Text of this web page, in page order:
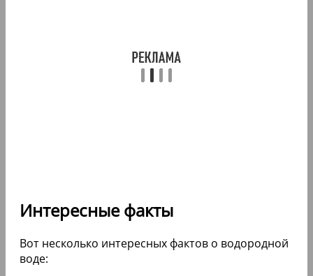
Интересные факты
Вот несколько интересных фактов о водородной
воде: